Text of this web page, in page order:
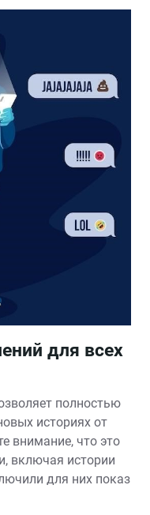
для всех
полностью
историях от
внимание, что это
включая истории
для них показ